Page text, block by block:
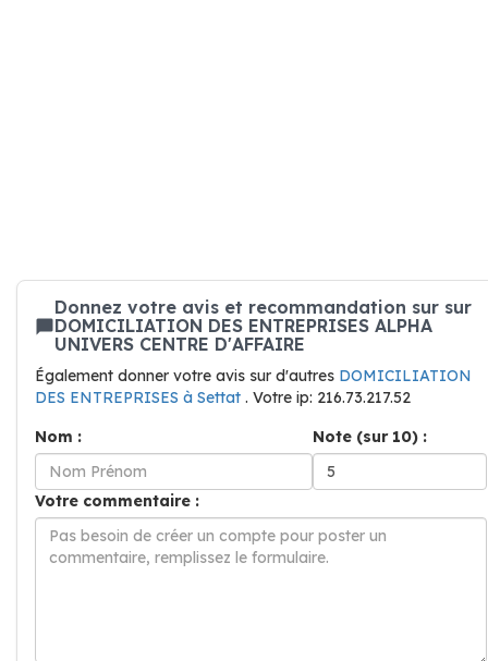
Donnez votre avis et recommandation sur sur
DOMICILIATION DES ENTREPRISES ALPHA
UNIVERS CENTRE D'AFFAIRE
Également donner votre avis sur d'autres DOMICILIATION
DES ENTREPRISES à Settat . Votre ip: 216.73.217.52
Nom :
Note (sur 10) :
Votre commentaire :